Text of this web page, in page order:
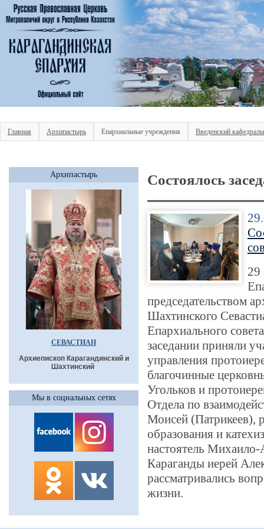
Главная Архипастырь Епархиальные учреждения Введенский
Архипастырь
СЕВАСТИАН
Архиепископ Карагандинский и
Шахтинский
Мы в социальных сетях
Состоялось
29
председательством
Шахтинского
Епархиального
заседании приняли
управления
благочинные
Угольков и
Отдела по
Моисей (Патрикеев),
образования и
настоятель Михаило-
Караганды иерей
рассматривались
жизни.